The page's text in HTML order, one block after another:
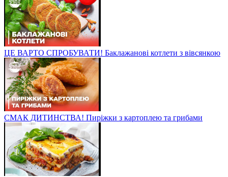
ЦЕ ВАРТО СПРОБУВАТИ! Баклажанові котлети з вівсянкою
СМАК ДИТИНСТВА! Пиріжки з картоплею та грибами